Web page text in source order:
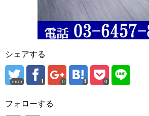
シェアする
error 0 0
フォローする